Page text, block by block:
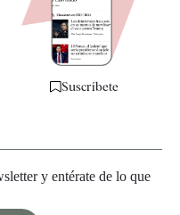
Suscríbete
y entérate de lo que